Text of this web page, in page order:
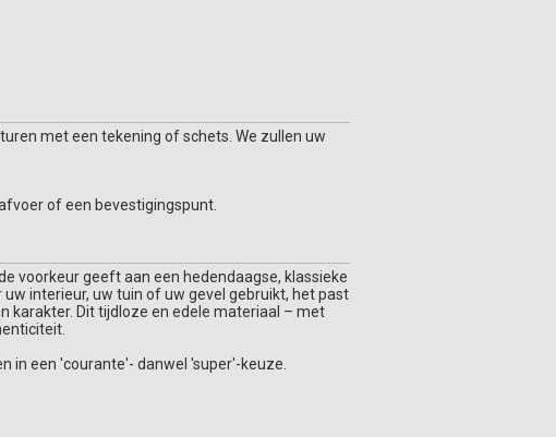
met een tekening of schets. We zullen uw
of een bevestigingspunt.
voorkeur geeft aan een hedendaagse, klassieke
interieur, uw tuin of uw gevel gebruikt, het past
karakter. Dit tijdloze en edele materiaal – met
in een 'courante'- danwel 'super'-keuze.